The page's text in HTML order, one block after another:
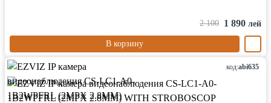
2 100 1 890 лей
В корзину
код:abi635